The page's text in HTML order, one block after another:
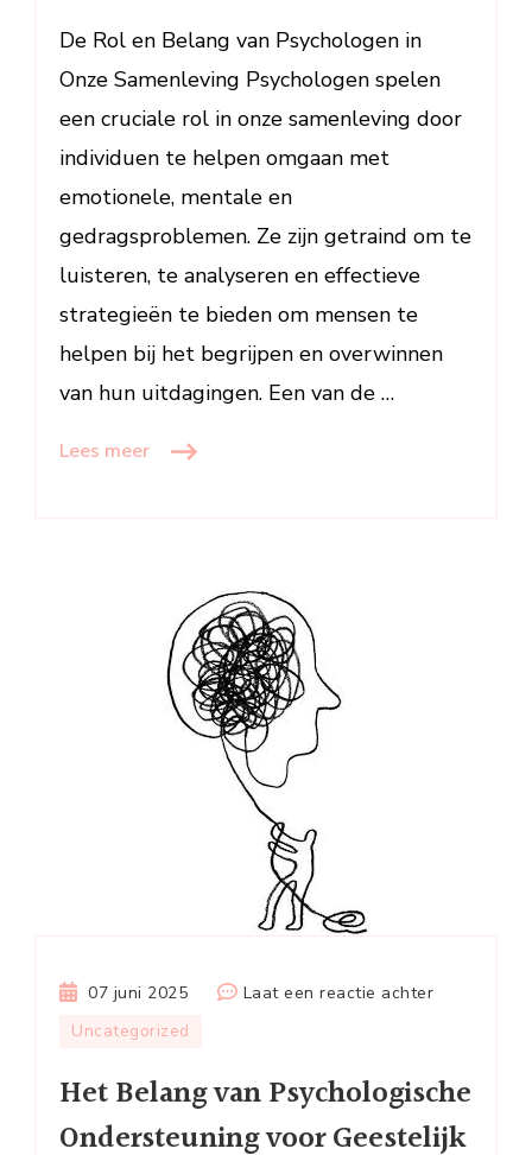
De Rol en Belang van Psychologen in
Onze Samenleving Psychologen spelen
een cruciale rol in onze samenleving door
individuen te helpen omgaan met
emotionele, mentale en
gedragsproblemen. Ze zijn getraind om te
luisteren, te analyseren en effectieve
strategieën te bieden om mensen te
helpen bij het begrijpen en overwinnen
van hun uitdagingen. Een van de …
Lees meer
07 juni 2025 Laat een reactie achterop
van
Uncategorized
Het Belang van Psychologische
Ondersteuning voor Geestelijk